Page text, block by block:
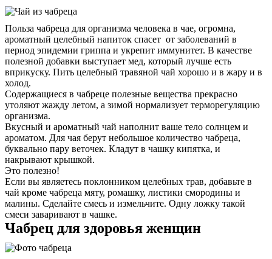
Польза чабреца для организма человека в чае, огромна,
ароматный целебный напиток спасет от заболеваний в
период эпидемии гриппа и укрепит иммунитет. В качестве
полезной добавки выступает мед, который лучше есть
вприкуску. Пить целебный травяной чай хорошо и в жару и в
холод.
Содержащиеся в чабреце полезные вещества прекрасно
утоляют жажду летом, а зимой нормализует терморегуляцию
организма.
Вкусный и ароматный чай наполнит ваше тело солнцем и
ароматом. Для чая берут небольшое количество чабреца,
буквально пару веточек. Кладут в чашку кипятка, и
накрывают крышкой.
Это полезно!
Если вы являетесь поклонником целебных трав, добавьте в
чай кроме чабреца мяту, ромашку, листики смородины и
малины. Сделайте смесь и измельчите. Одну ложку такой
смеси заваривают в чашке.
Чабрец для здоровья женщин